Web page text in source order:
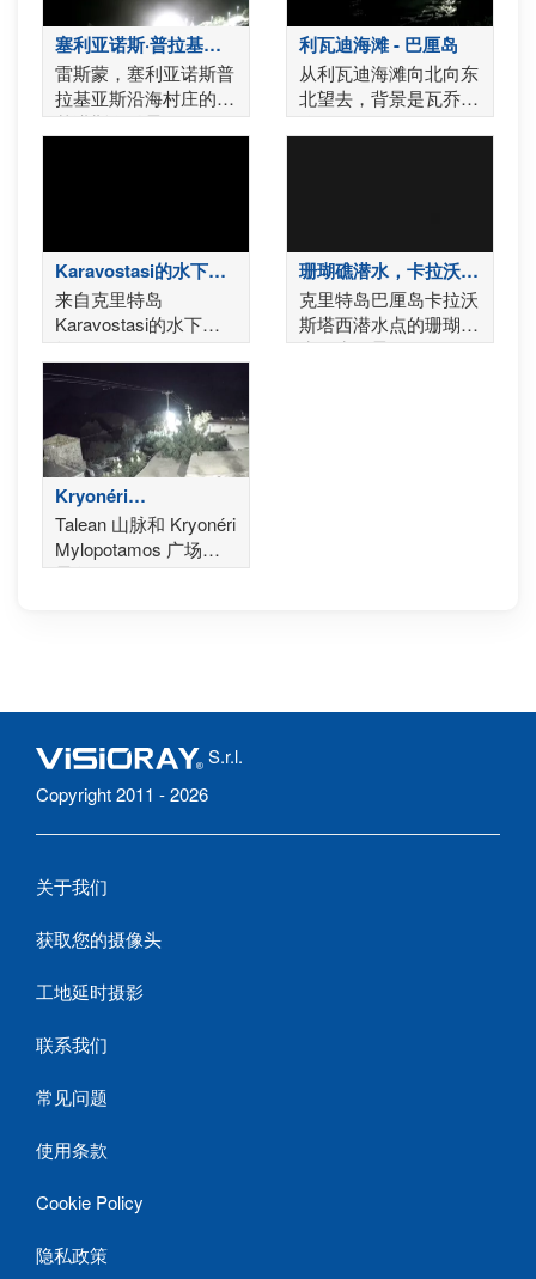
塞利亚诺斯·普拉基亚
斯 - 雷西姆农
雷斯蒙，塞利亚诺斯普
拉基亚斯沿海村庄的斯
基诺斯海滩景观
利瓦迪海滩 - 巴厘岛
从利瓦迪海滩向北向东
北望去，背景是瓦乔米
峰
Karavostasi的水下凸
轮-克里特
来自克里特岛
Karavostasi的水下凸
轮
珊瑚礁潜水，卡拉沃斯
塔西湾 - 巴厘岛
克里特岛巴厘岛卡拉沃
斯塔西潜水点的珊瑚礁
水下生物景观
Kryonéri
Mylopotamos - 罗希
姆诺
Talean 山脉和 Kryonéri
Mylopotamos 广场的
景色
S.r.l.
Copyright 2011 - 2026
关于我们
获取您的摄像头
工地延时摄影
联系我们
常见问题
使用条款
Cookie Policy
隐私政策